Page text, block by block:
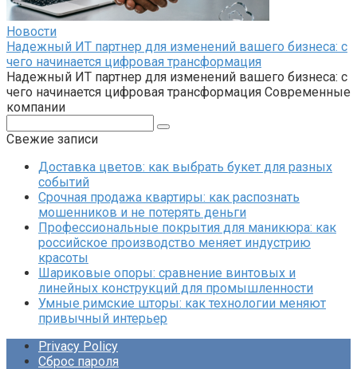
Новости
Надежный ИТ партнер для изменений вашего бизнеса: с
чего начинается цифровая трансформация
Надежный ИТ партнер для изменений вашего бизнеса: с
чего начинается цифровая трансформация Современные
компании
Свежие записи
Доставка цветов: как выбрать букет для разных
событий
Срочная продажа квартиры: как распознать
мошенников и не потерять деньги
Профессиональные покрытия для маникюра: как
российское производство меняет индустрию
красоты
Шариковые опоры: сравнение винтовых и
линейных конструкций для промышленности
Умные римские шторы: как технологии меняют
привычный интерьер
Privacy Policy
Сброс пароля